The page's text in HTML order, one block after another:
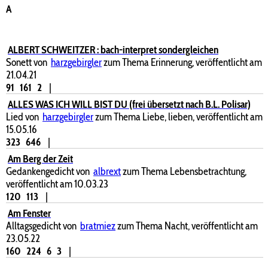
A
ALBERT SCHWEITZER : bach-interpret sondergleichen
Sonett von harzgebirglerzum Thema Erinnerung, veröffentlicht am
21.04.21
91 161 2
|
ALLES WAS ICH WILL BIST DU (frei übersetzt nach B.L. Polisar)
Lied von harzgebirglerzum Thema Liebe, lieben, veröffentlicht am
15.05.16
323 646
|
Am Berg der Zeit
Gedankengedicht von albrextzum Thema Lebensbetrachtung,
veröffentlicht am 10.03.23
120 113
|
Am Fenster
Alltagsgedicht von bratmiezzum Thema Nacht, veröffentlicht am
23.05.22
160 224 6 3
|